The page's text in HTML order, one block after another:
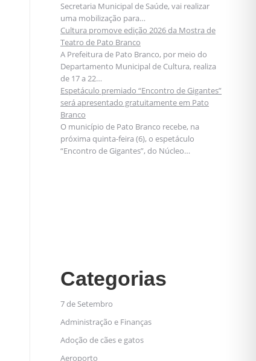
Secretaria Municipal de Saúde, vai realizar
uma mobilização para…
Cultura promove edição 2026 da Mostra de
Teatro de Pato Branco
A Prefeitura de Pato Branco, por meio do
Departamento Municipal de Cultura, realiza
de 17 a 22…
Espetáculo premiado “Encontro de Gigantes”
será apresentado gratuitamente em Pato
Branco
O município de Pato Branco recebe, na
próxima quinta-feira (6), o espetáculo
“Encontro de Gigantes”, do Núcleo…
Categorias
7 de Setembro
Administração e Finanças
Adoção de cães e gatos
Aeroporto